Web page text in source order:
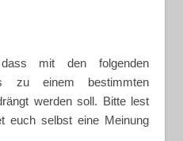
mit den folgenden
zu einem bestimmten
werden soll. Bitte lest
euch selbst eine Meinung